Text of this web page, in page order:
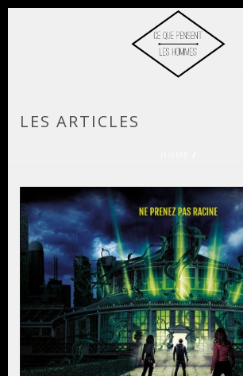
LES ARTICLES